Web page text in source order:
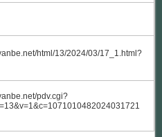
html/13/2024/03/17_1.html?
pdv.cgi?